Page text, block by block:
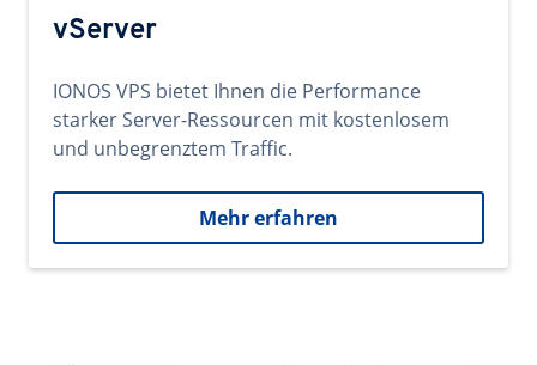
vServer
IONOS VPS bietet Ihnen die Performance
starker Server-Ressourcen mit kostenlosem
und unbegrenztem Traffic.
Mehr erfahren